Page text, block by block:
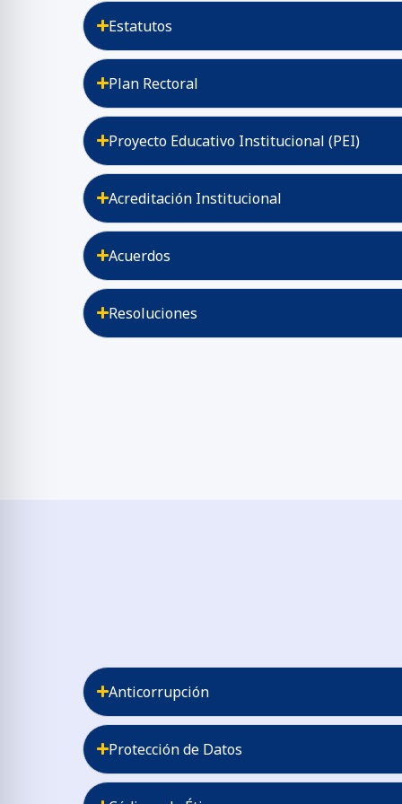
Estatutos
Plan Rectoral
Proyecto Educativo Institucional (PEI)
Acreditación Institucional
Acuerdos
Resoluciones
Anticorrupción
Protección de Datos